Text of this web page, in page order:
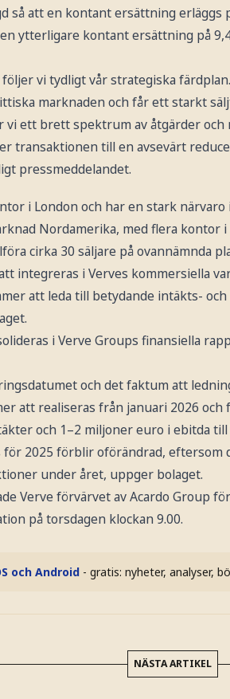
så att en kontant ersättning
ytterligare kontant ersättning på
vi tydligt vår strategiska
marknaden och får ett starkt
vi ett brett spektrum av åtgärder
transaktionen till en avsevärt
pressmeddelandet.
i London och har en stark
Nordamerika, med flera kontor
cirka 30 säljare på ovannämnda
integreras i Verves kommersiella
att leda till betydande intäkts-
i Verve Groups finansiella
och det faktum att
att realiseras från januari 2026
och 1–2 miljoner euro i ebitda
för 2025 förblir oförändrad,
under året, uppger bolaget.
Verve förvärvet av Acardo Group
på torsdagen klockan 9.00.
och Android - gratis: nyheter, analyser,
NÄSTA ARTIKEL